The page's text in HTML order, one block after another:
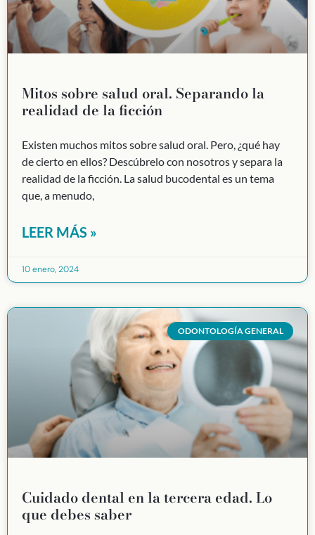
Mitos sobre salud oral. Separando la
realidad de la ficción
Existen muchos mitos sobre salud oral. Pero, ¿qué hay
de cierto en ellos? Descúbrelo con nosotros y separa la
realidad de la ficción. La salud bucodental es un tema
que, a menudo,
LEER MÁS »
10 enero, 2024
ODONTOLOGÍA GENERAL
Cuidado dental en la tercera edad. Lo
que debes saber